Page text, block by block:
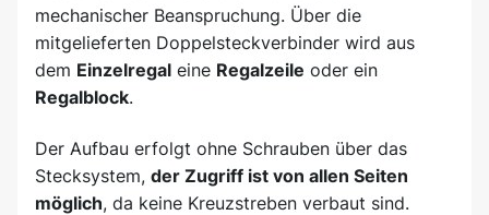
mechanischer Beanspruchung. Über die
mitgelieferten Doppelsteckverbinder wird aus
dem Einzelregal eine Regalzeile oder ein
Regalblock.
Der Aufbau erfolgt ohne Schrauben über das
Stecksystem, der Zugriff ist von allen Seiten
möglich, da keine Kreuzstreben verbaut sind.